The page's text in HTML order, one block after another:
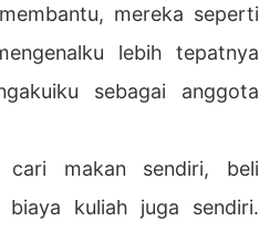
mereka seperti
lebih tepatnya
sebagai anggota
cari makan sendiri, beli
biaya kuliah juga sendiri.